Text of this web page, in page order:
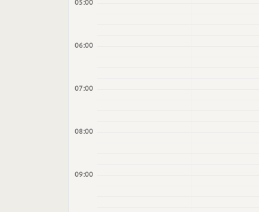
05:00
06:00
07:00
08:00
09:00